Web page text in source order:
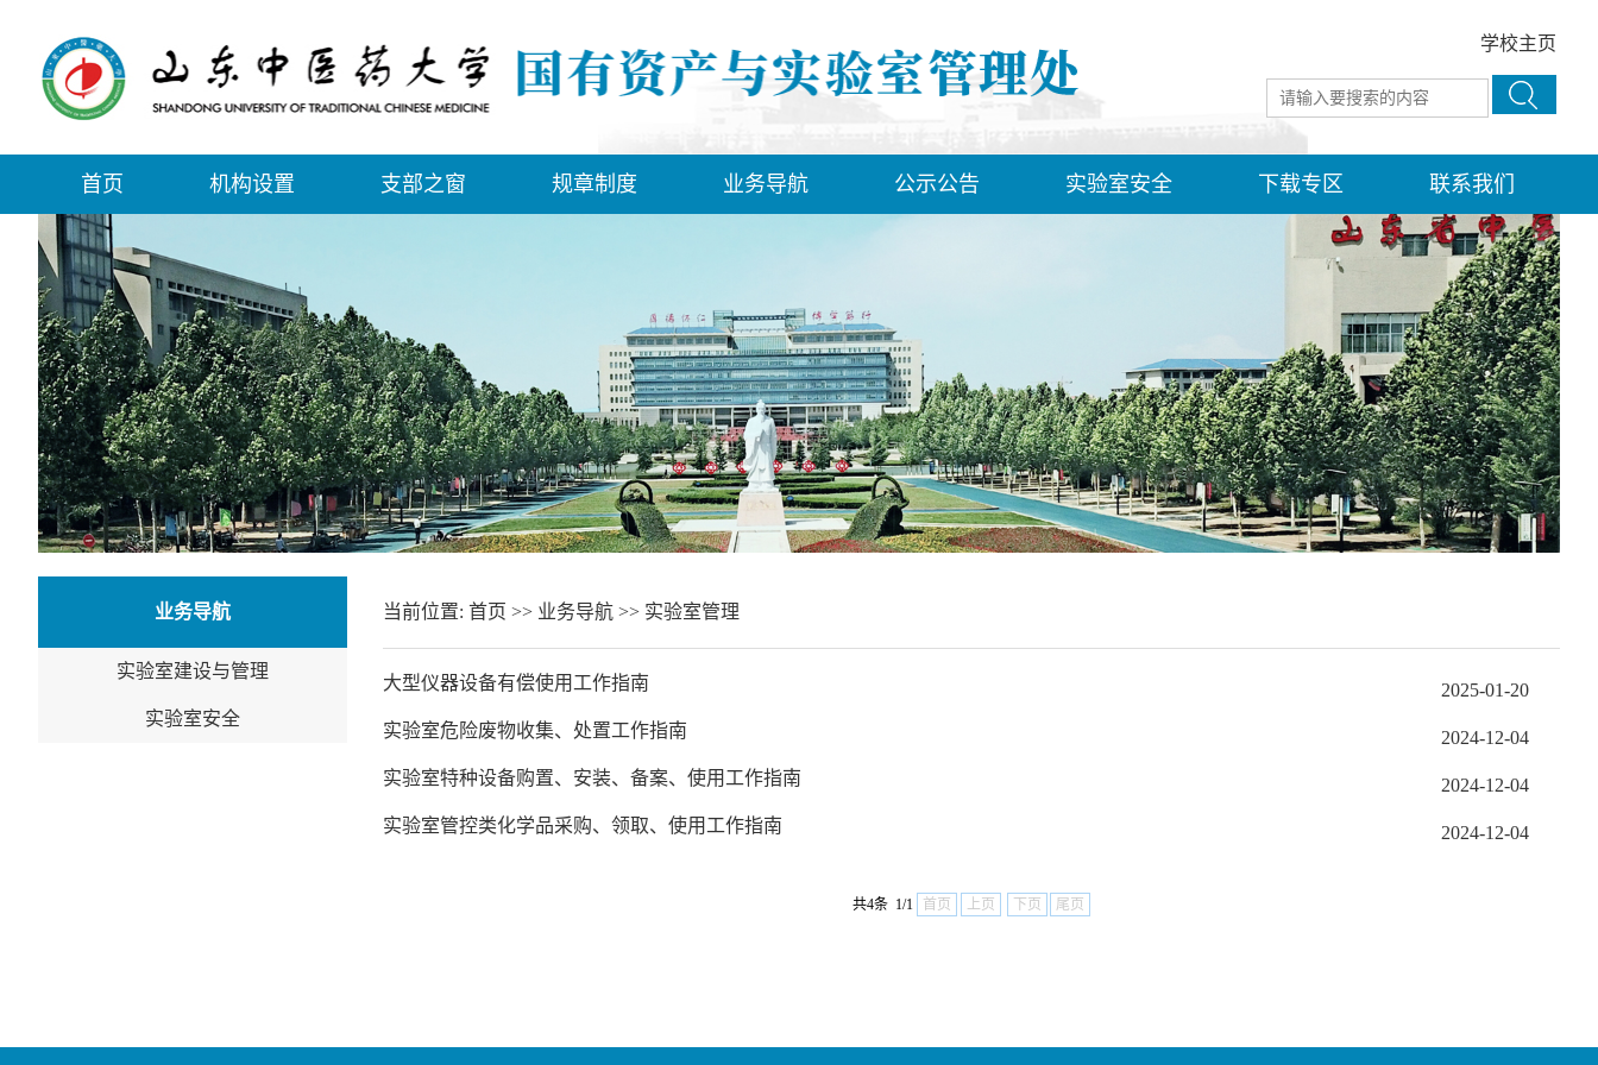
学校主页
首页 机构设置 支部之窗 规章制度 业务导航 公示公告 实验室安全 下载专区 联系我们
业务导航
实验室建设与管理
实验室安全
当前位置: 首页 >> 业务导航 >> 实验室管理
大型仪器设备有偿使用工作指南
2025-01-20
实验室危险废物收集、处置工作指南
2024-12-04
实验室特种设备购置、安装、备案、使用工作指南
2024-12-04
实验室管控类化学品采购、领取、使用工作指南
2024-12-04
共4条 1/1 首页 上页 下页 尾页